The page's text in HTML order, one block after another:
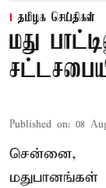
தமிழக செய்திகள்
மது
Published on: 08
சென்னை,
மதுபானங்கள்